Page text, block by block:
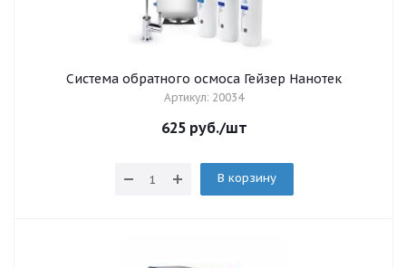
Система обратного осмоса Гейзер Нанотек
Артикул: 20034
625руб./шт
В корзину